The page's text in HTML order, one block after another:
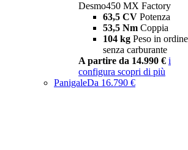
Desmo450 MX Factory
63,5 CV Potenza
53,5 Nm Coppia
104 kg Peso in
senza carburante
A partire da 14.990 € i
configura scopri di più
PanigaleDa 16.790 €